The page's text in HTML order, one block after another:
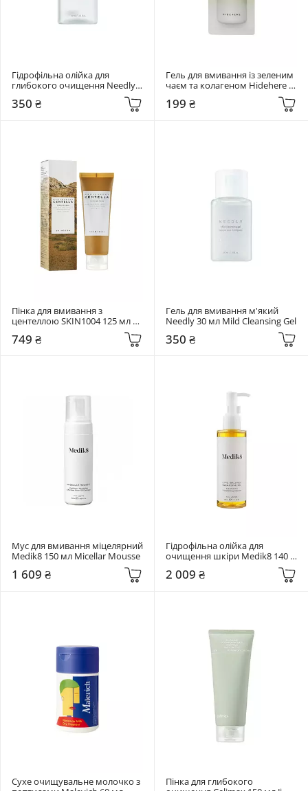
Гідрофільна олійка для
глибокого очищення Needly
30 мл Mild Deep Cleansing Oil
350 ₴
Гель для вмивання із зеленим
чаєм та колагеном Hidehere
25 мл Green Tea Collagen Gel
Cleanser
199 ₴
Пінка для вмивання з
центеллою SKIN1004 125 мл
Madagascar Centella Ampoule
Foam
749 ₴
Гель для вмивання м'який
Needly 30 мл Mild Cleansing Gel
350 ₴
Мус для вмивання міцелярний
Medik8 150 мл Micellar Mousse
1 609 ₴
Гідрофільна олійка для
очищення шкіри Medik8 140
мл Lipid-Balance Cleansing Oil
2 009 ₴
Сухе очищувальне молочко з
Пінка для глибокого